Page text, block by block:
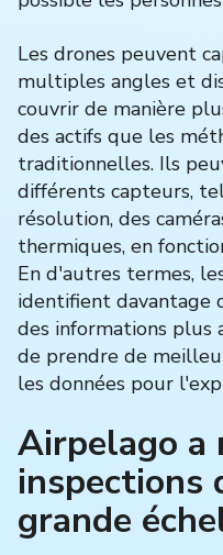
Les drones peuvent
multiples angles et
couvrir de manière
des actifs que les
traditionnelles. Ils
différents capteurs,
résolution, des
thermiques, en
En d'autres termes,
identifient davantage
des informations plus
de prendre de
les données pour
Airpelago a
inspections
grande